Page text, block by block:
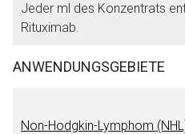
Jeder ml des Konzentrats
Rituximab.
ANWENDUNGSGEBIETE
Non-Hodgkin-Lymphom